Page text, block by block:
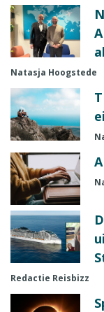
Natasja Hoogstede
Redactie Reisbizz